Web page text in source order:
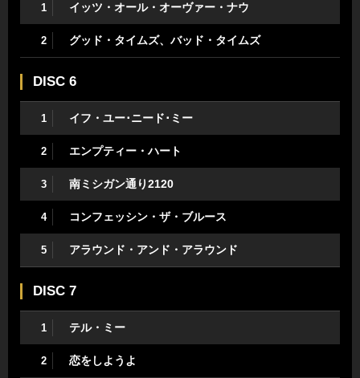
1 イッツ・オール・オーヴァー・ナウ
2 グッド・タイムズ、バッド・タイムズ
DISC 6
1 イフ・ユー･ニード･ミー
2 エンプティー・ハート
3 南ミシガン通り2120
4 コンフェッシン・ザ・ブルース
5 アラウンド・アンド・アラウンド
DISC 7
1 テル・ミー
2 恋をしようよ